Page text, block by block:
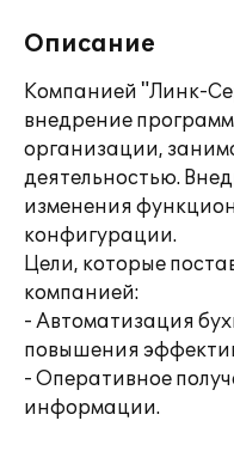
Описание
Компанией "Линк-
внедрение
организации,
деятельностью.
изменения
конфигурации.
Цели, которые
компанией:
- Автоматизация
повышения
- Оперативное
информации.